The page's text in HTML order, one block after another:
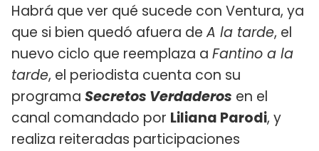
Habrá que ver qué sucede con Ventura, ya
que si bien quedó afuera deA la tarde, el
nuevo ciclo que reemplaza a Fantino a la
tarde, el periodista cuenta con su
programa Secretos Verdaderos en el
canal comandado por Liliana Parodi, y
realiza reiteradas participaciones